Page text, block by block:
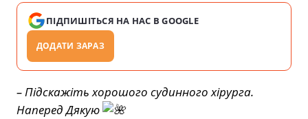
ПІДПИШІТЬСЯ НА НАС В GOOGLE
ДОДАТИ ЗАРАЗ
– Підскажіть хорошого судинного хірурга.
Наперед Дякую